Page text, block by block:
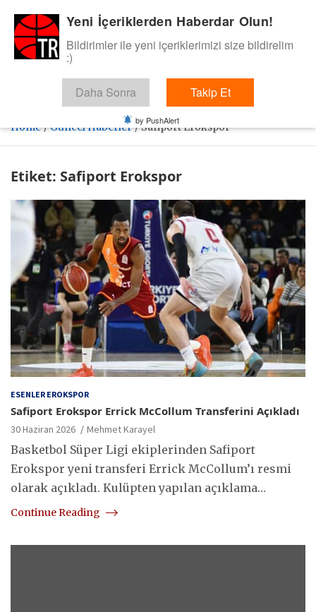
content
BasketTR
Sol dip çizgiden bir basket de bizden gelsin dedik.
Home Güncel Haberler Safiport Erokspor
Etiket: Safiport Erokspor
ESENLER EROKSPOR
Safiport Erokspor Errick McCollum Transferini Açıkladı
30 Haziran 2026 Mehmet Karayel
Basketbol Süper Ligi ekiplerinden Safiport
Erokspor yeni transferi Errick McCollum’ı resmi
olarak açıkladı. Kulüpten yapılan açıklama…
Continue Reading
Yeni İçeriklerden Haberdar Olun!
Bildirimler ile yeni içeriklerimizi size bildirelim
:)
Daha Sonra Takip Et
by PushAlert